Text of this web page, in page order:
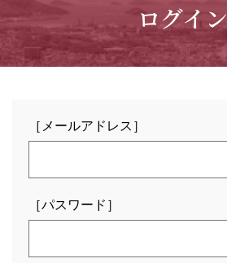
ログイン
［メールアドレス］
［パスワード］